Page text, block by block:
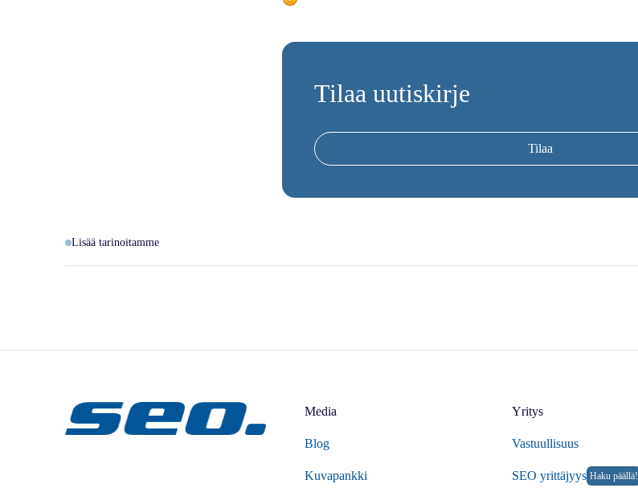
Tilaa uutiskirje
Tilaa
Lisää tarinoitamme
Media
Blog
Kuvapankki
Yritys
Vastuullisuus
SEO yrittäjyys Haku päällä!